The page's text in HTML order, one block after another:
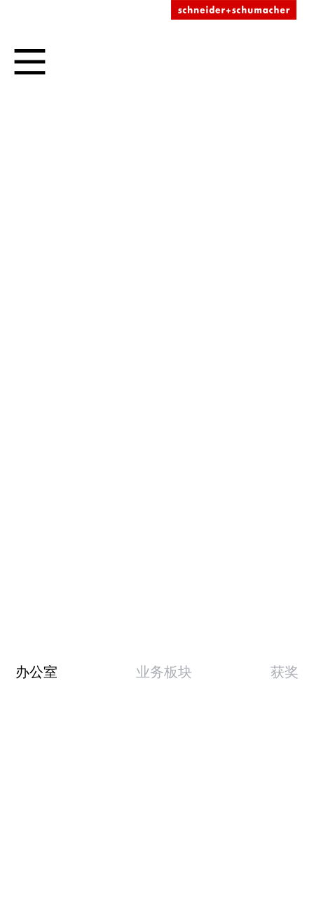
办公室 业务板块 获奖